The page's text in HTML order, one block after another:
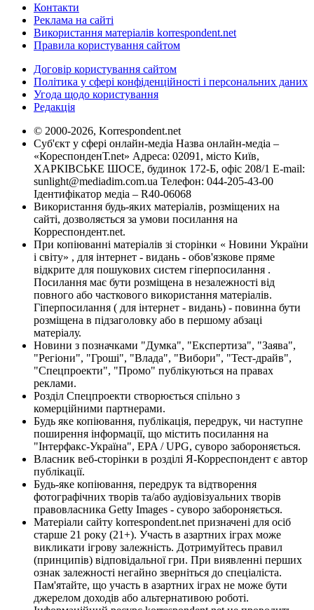
Контакти
Реклама на сайті
Використання матеріалів korrespondent.net
Правила користування сайтом
Договір користування сайтом
Політика у сфері конфіденційності і персональних даних
Угода щодо користування
Редакція
© 2000-2026, Korrespondent.net
Суб'єкт у сфері онлайн-медіа Назва онлайн-медіа –
«КореспонденТ.net» Адреса: 02091, місто Київ,
ХАРКІВСЬКЕ ШОСЕ, будинок 172-Б, офіс 208/1 E-mail:
sunlight@mediadim.com.ua Телефон: 044-205-43-00
Ідентифікатор медіа – R40-06068
Використання будь-яких матеріалів, розміщених на
сайті, дозволяється за умови посилання на
Корреспондент.net.
При копіюванні матеріалів зі сторінки « Новини України
і світу» , для інтернет - видань - обов'язкове пряме
відкрите для пошукових систем гіперпосилання .
Посилання має бути розміщена в незалежності від
повного або часткового використання матеріалів.
Гіперпосилання ( для інтернет - видань) - повинна бути
розміщена в підзаголовку або в першому абзаці
матеріалу.
Новини з позначками "Думка", "Експертиза", "Заява",
"Регіони", "Гроші", "Влада", "Вибори", "Тест-драйв",
"Спецпроекти", "Промо" публікуються на правах
реклами.
Розділ Спецпроекти створюється спільно з
комерційними партнерами.
Будь яке копіювання, публікація, передрук, чи наступне
поширення інформації, що містить посилання на
"Інтерфакс-Україна", EPA / UPG, суворо забороняється.
Власник веб-сторінки в розділі Я-Корреспондент є автор
публікації.
Будь-яке копіювання, передрук та відтворення
фотографічних творів та/або аудіовізуальних творів
правовласника Getty Images - суворо забороняється.
Матеріали сайту korrespondent.net призначені для осіб
старше 21 року (21+). Участь в азартних іграх може
викликати ігрову залежність. Дотримуйтесь правил
(принципів) відповідальної гри. При виявленні перших
ознак залежності негайно зверніться до спеціаліста.
Пам'ятайте, що участь в азартних іграх не може бути
джерелом доходів або альтернативою роботі.